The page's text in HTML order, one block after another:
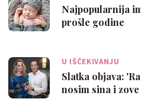
Najpopularnija
prošle godine
U IŠČEKIVANJU
Slatka objava:
nosim sina i zove